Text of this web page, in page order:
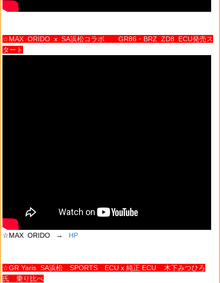
☆MAX ORIDO x SA浜松コラボ GR86・BRZ ZD8 ECU発売ス
タート
☆MAX ORIDO → HP
☆GR Yaris SA浜松 SPORTS ECU x 純正 ECU 木下みつひろ
氏 乗り比べ